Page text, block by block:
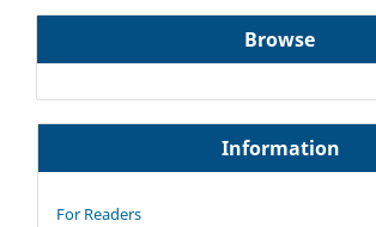
Browse
Information
For Readers